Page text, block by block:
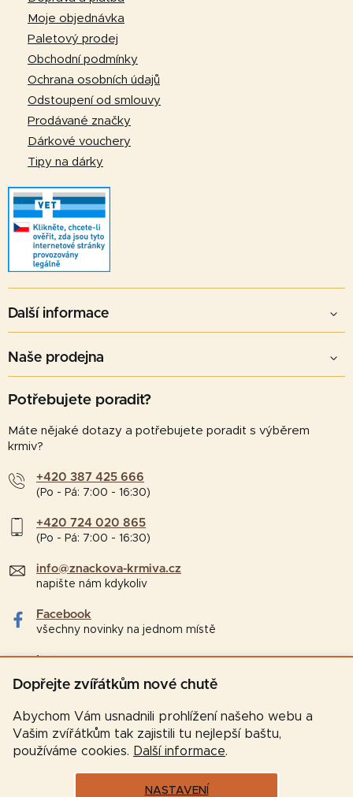
Dopřejte zvířátkům nové chutě
Abychom Vám usnadnili prohlížení našeho webu a
Vašim zvířátkům tak zajistili tu nejlepší baštu,
používáme cookies. Další informace.
NASTAVENÍ
Moje objednávka
Paletový prodej
Obchodní podmínky
Ochrana osobních údajů
Odstoupení od smlouvy
Prodávané značky
Dárkové vouchery
Tipy na dárky
Další informace
Naše prodejna
Potřebujete poradit?
Máte nějaké dotazy a potřebujete poradit s výběrem
krmiv?
+420 387 425 666
(Po - Pá: 7:00 - 16:30)
+420 724 020 865
(Po - Pá: 7:00 - 16:30)
info@znackova-krmiva.cz
napište nám kdykoliv
Facebook
všechny novinky na jednom místě
Instagram
tipy a zajímavosti pro chovatele